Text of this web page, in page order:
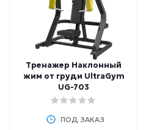
Тренажер Наклонный
жим от груди UltraGym
UG-703
ПОД ЗАКАЗ